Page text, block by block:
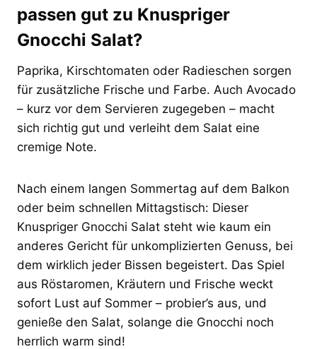
passen gut zu Knuspriger
Gnocchi Salat?
Paprika, Kirschtomaten oder Radieschen sorgen
für zusätzliche Frische und Farbe. Auch Avocado
– kurz vor dem Servieren zugegeben – macht
sich richtig gut und verleiht dem Salat eine
cremige Note.
Nach einem langen Sommertag auf dem Balkon
oder beim schnellen Mittagstisch: Dieser
Knuspriger Gnocchi Salat steht wie kaum ein
anderes Gericht für unkomplizierten Genuss, bei
dem wirklich jeder Bissen begeistert. Das Spiel
aus Röstaromen, Kräutern und Frische weckt
sofort Lust auf Sommer – probier’s aus, und
genieße den Salat, solange die Gnocchi noch
herrlich warm sind!